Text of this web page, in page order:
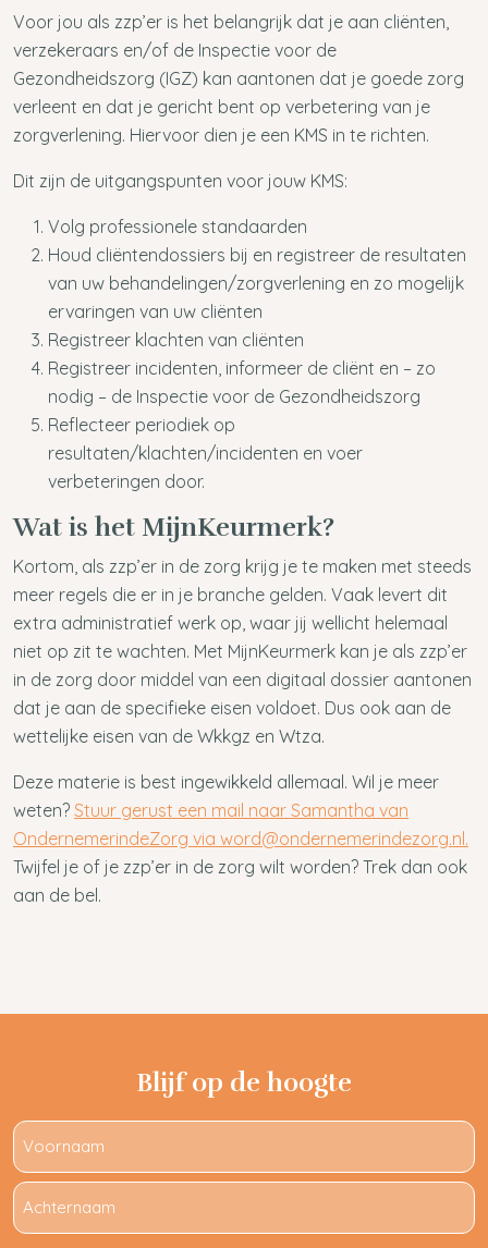
Voor jou als zzp’er is het belangrijk dat je aan cliënten,
verzekeraars en/of de Inspectie voor de
Gezondheidszorg (IGZ) kan aantonen dat je goede zorg
verleent en dat je gericht bent op verbetering van je
zorgverlening. Hiervoor dien je een KMS in te richten.
Dit zijn de uitgangspunten voor jouw KMS:
Volg professionele standaarden
Houd cliëntendossiers bij en registreer de resultaten
van uw behandelingen/zorgverlening en zo mogelijk
ervaringen van uw cliënten
Registreer klachten van cliënten
Registreer incidenten, informeer de cliënt en – zo
nodig – de Inspectie voor de Gezondheidszorg
Reflecteer periodiek op
resultaten/klachten/incidenten en voer
verbeteringen door.
Wat is het MijnKeurmerk?
Kortom, als zzp’er in de zorg krijg je te maken met steeds
meer regels die er in je branche gelden. Vaak levert dit
extra administratief werk op, waar jij wellicht helemaal
niet op zit te wachten. Met MijnKeurmerk kan je als zzp’er
in de zorg door middel van een digitaal dossier aantonen
dat je aan de specifieke eisen voldoet. Dus ook aan de
wettelijke eisen van de Wkkgz en Wtza.
Deze materie is best ingewikkeld allemaal. Wil je meer
weten? Stuur gerust een mail naar Samantha van
OndernemerindeZorg via word@ondernemerindezorg.nl.
Twijfel je of je zzp’er in de zorg wilt worden? Trek dan ook
aan de bel.
Blijf op de hoogte